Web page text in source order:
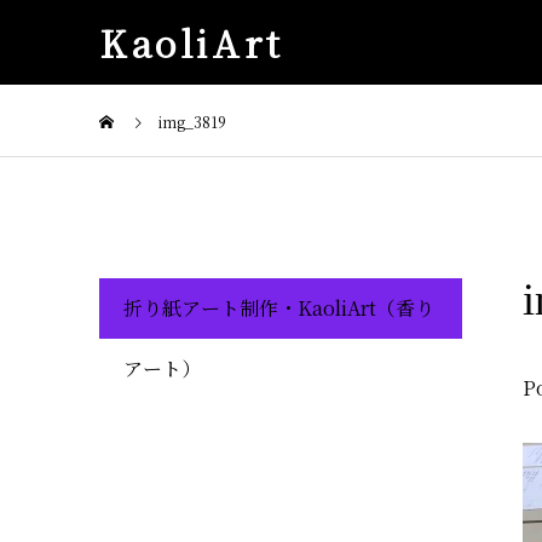
KaoliArt
img_3819
折り紙アート制作・KaoliArt（香り
アート）